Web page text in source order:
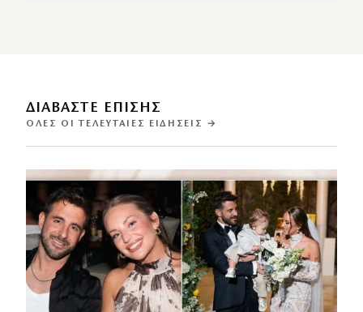
ΔΙΑΒΑΣΤΕ ΕΠΙΣΗΣ
ΌΛΕΣ ΟΙ ΤΕΛΕΥΤΑΊΕΣ ΕΙΔΉΣΕΙΣ →